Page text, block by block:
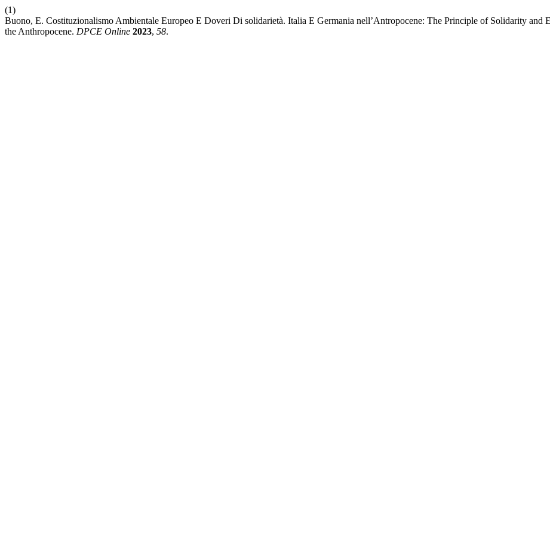
(1)
Buono, E. Costituzionalismo Ambientale Europeo E Doveri Di solidarietà. Italia E Germania nell’Antropocene: The Principle of Solidarity and
the Anthropocene. DPCE Online 2023, 58.